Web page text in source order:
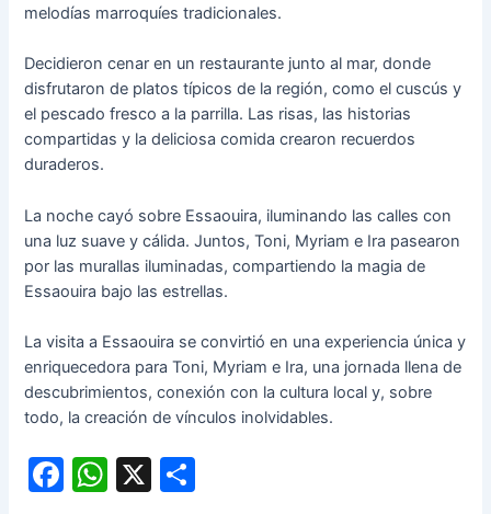
melodías marroquíes tradicionales.
Decidieron cenar en un restaurante junto al mar, donde
disfrutaron de platos típicos de la región, como el cuscús y
el pescado fresco a la parrilla. Las risas, las historias
compartidas y la deliciosa comida crearon recuerdos
duraderos.
La noche cayó sobre Essaouira, iluminando las calles con
una luz suave y cálida. Juntos, Toni, Myriam e Ira pasearon
por las murallas iluminadas, compartiendo la magia de
Essaouira bajo las estrellas.
La visita a Essaouira se convirtió en una experiencia única y
enriquecedora para Toni, Myriam e Ira, una jornada llena de
descubrimientos, conexión con la cultura local y, sobre
todo, la creación de vínculos inolvidables.
F
W X